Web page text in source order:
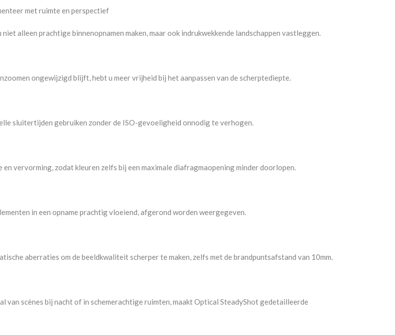
met ruimte en perspectief
alleen prachtige binnenopnamen maken, maar ook indrukwekkende landschappen vastleggen.
ongewijzigd blijft, hebt u meer vrijheid bij het aanpassen van de scherptediepte.
sluitertijden gebruiken zonder de ISO-gevoeligheid onnodig te verhogen.
vervorming, zodat kleuren zelfs bij een maximale diafragmaopening minder doorlopen.
in een opname prachtig vloeiend, afgerond worden weergegeven.
aberraties om de beeldkwaliteit scherper te maken, zelfs met de brandpuntsafstand van 10mm.
van scènes bij nacht of in schemerachtige ruimten, maakt Optical SteadyShot gedetailleerde